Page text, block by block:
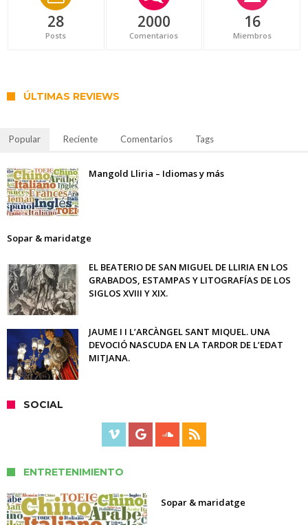
28
Posts
2000
Comentarios
16
Miembros
ÚLTIMAS REVIEWS
Popular Reciente Comentarios Tags
Mangold Lliria – Idiomas y más
Sopar & maridatge
EL BEATERIO DE SAN MIGUEL DE LLIRIA EN LOS
GRABADOS, ESTAMPAS Y LITOGRAFÍAS DE LOS
SIGLOS XVIII Y XIX.
JAUME I I L’ARCÀNGEL SANT MIQUEL. UNA
DEVOCIÓ NASCUDA EN LA TARDOR DE L’EDAT
MITJANA.
SOCIAL
ENTRETENIMIENTO
Sopar & maridatge